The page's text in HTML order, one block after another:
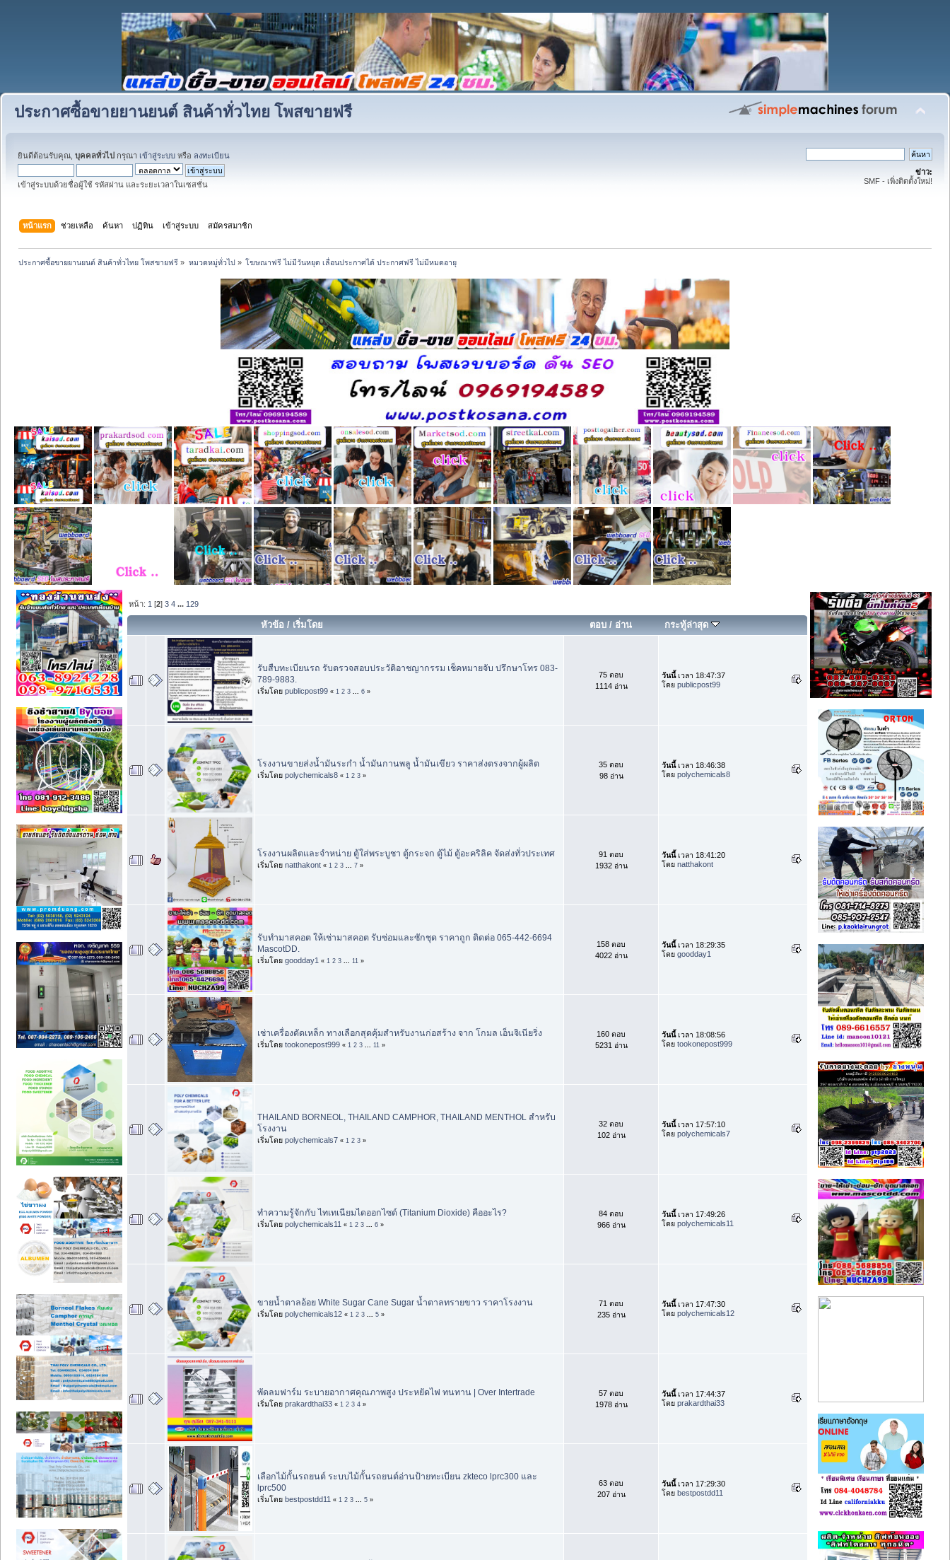
ประกาศซื้อขายยานยนต์ สินค้าทั่วไทย โพสขายฟรี
ยินดีต้อนรับคุณ, บุคคลทั่วไป กรุณา เข้าสู่ระบบ หรือ ลงทะเบียน
เข้าสู่ระบบด้วยชื่อผู้ใช้ รหัสผ่าน และระยะเวลาในเซสชั่น
ข่าว:
SMF - เพิ่งติดตั้งใหม่!
หน้าแรก ช่วยเหลือ ค้นหา ปฏิทิน เข้าสู่ระบบ สมัครสมาชิก
ประกาศซื้อขายยานยนต์ สินค้าทั่วไทย โพสขายฟรี » หมวดหมู่ทั่วไป» โฆษณาฟรี ไม่มีวันหยุด เลื่อนประกาศได้ ประกาศฟรี ไม่มีหมดอายุ
หน้า: 1 [2]3 4 ... 129
หัวข้อ / เริ่มโดย ตอบ / อ่าน กระทู้ล่าสุด
รับสืบทะเบียนรถ รับตรวจสอบประวัติอาชญากรรม เช็คหมายจับ ปรึกษาโทร 083-
789-9883.
เริ่มโดย publicpost99 « 1 2 3 6 »
75 ตอบ
1114 อ่าน
วันนี้เวลา 18:47:37
โดย publicpost99
โรงงานขายส่งน้ำมันระกำ น้ำมันกานพลู น้ำมันเขียว ราคาส่งตรงจากผู้ผลิต
เริ่มโดย polychemicals8 « 1 2 3 »
35 ตอบ
98 อ่าน
วันนี้เวลา 18:46:38
โดย polychemicals8
โรงงานผลิตและจำหน่าย ตู้ใส่พระบูชา ตู้กระจก ตู้ไม้ ตู้อะคริลิค จัดส่งทั่วประเทศ
เริ่มโดย natthakont « 1 2 3 7 »
91 ตอบ
1932 อ่าน
วันนี้เวลา 18:41:20
โดย natthakont
รับทำมาสคอต ให้เช่ามาสคอต รับซ่อมและซักชุด ราคาถูก ติดต่อ 065-442-6694
MascotDD.
เริ่มโดย goodday1 « 1 2 3 11 »
158 ตอบ
4022 อ่าน
วันนี้เวลา 18:29:35
โดย goodday1
เช่าเครื่องดัดเหล็ก ทางเลือกสุดคุ้มสำหรับงานก่อสร้าง จาก โกมล เอ็นจิเนียริ่ง
เริ่มโดย tookonepost999 « 1 2 3 11 »
160 ตอบ
5231 อ่าน
วันนี้เวลา 18:08:56
โดย tookonepost999
THAILAND BORNEOL, THAILAND CAMPHOR, THAILAND MENTHOL สำหรับ
โรงงาน
เริ่มโดย polychemicals7 « 1 2 3 »
32 ตอบ
102 อ่าน
วันนี้เวลา 17:57:10
โดย polychemicals7
ทำความรู้จักกับ ไทเทเนียมไดออกไซด์ (Titanium Dioxide) คืออะไร?
เริ่มโดย polychemicals11 « 1 2 3 6 »
84 ตอบ
966 อ่าน
วันนี้เวลา 17:49:26
โดย polychemicals11
ขายน้ำตาลอ้อย White Sugar Cane Sugar น้ำตาลทรายขาว ราคาโรงงาน
เริ่มโดย polychemicals12 « 1 2 3 5 »
71 ตอบ
235 อ่าน
วันนี้เวลา 17:47:30
โดย polychemicals12
พัดลมฟาร์ม ระบายอากาศคุณภาพสูง ประหยัดไฟ ทนทาน | Over Intertrade
เริ่มโดย prakardthai33 « 1 2 3 4 »
57 ตอบ
1978 อ่าน
วันนี้เวลา 17:44:37
โดย prakardthai33
เลือกไม้กั้นรถยนต์ ระบบไม้กั้นรถยนต์อ่านป้ายทะเบียน zkteco lprc300 และ
lprc500
เริ่มโดย bestpostdd11 « 1 2 3 5 »
63 ตอบ
207 อ่าน
วันนี้เวลา 17:29:30
โดย bestpostdd11